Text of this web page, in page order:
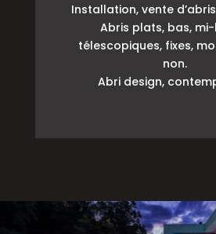
Installation, vente
Abris plats, bas,
télescopiques, fixes,
non.
Abri design,